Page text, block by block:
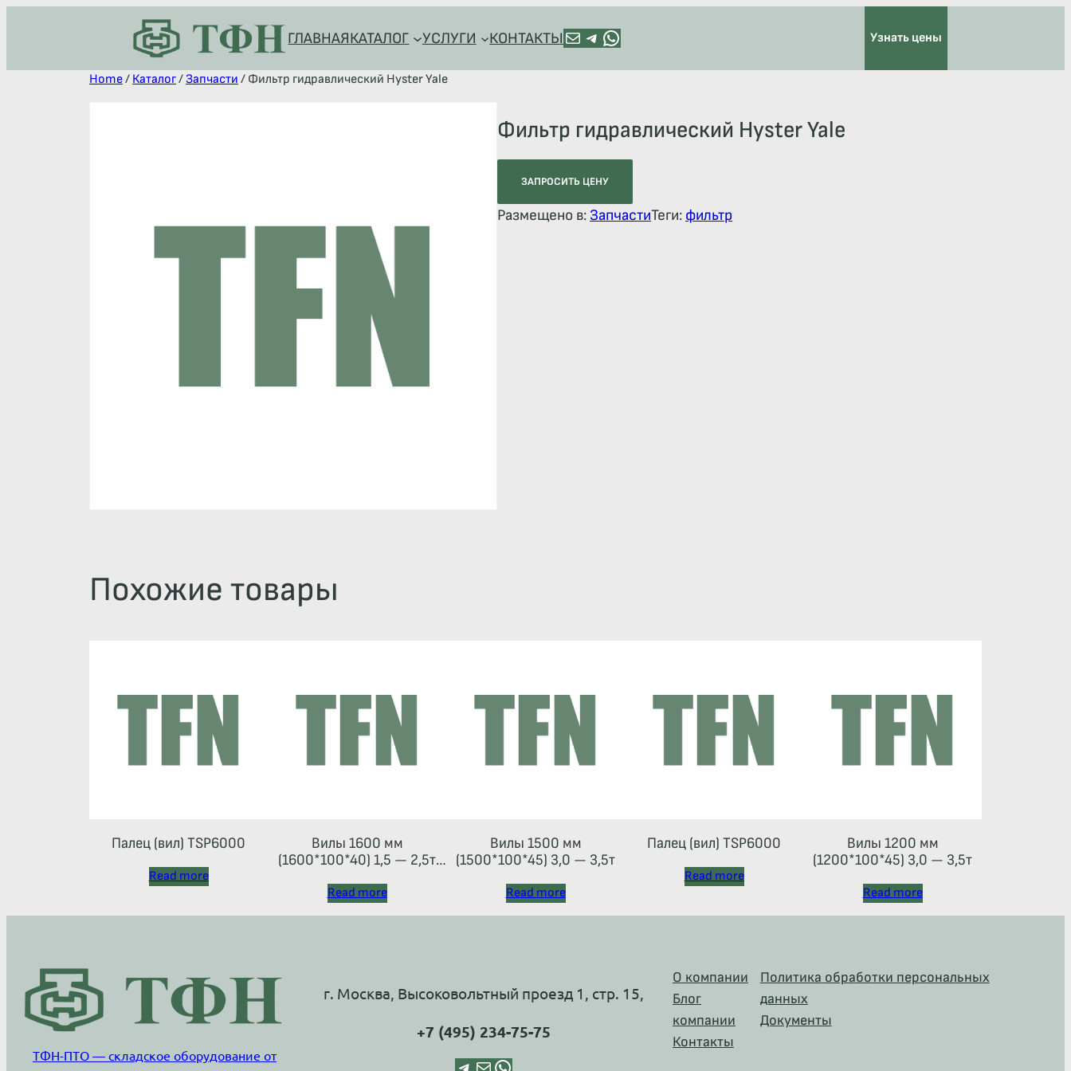
ГЛАВНАЯКАТАЛОГ УСЛУГИ КОНТАКТЫПОЧТА TELEGRAM HTTPS://WA.ME/+79128918544 Узнать цены
Home/ Каталог/ Запчасти / Фильтр гидравлический Hyster Yale
Фильтр гидравлический Hyster Yale
ЗАПРОСИТЬ ЦЕНУ
Размещено в: ЗапчастиТеги: фильтр
Похожие товары
Палец (вил) TSP6000
Read more
Вилы 1600 мм
(1600*100*40) 1,5 — 2,5т
Read more
Вилы 1500 мм
(1500*100*45) 3,0 — 3,5т
Read more
Палец (вил) TSP6000
Read more
Вилы 1200 мм
(1200*100*45) 3,0 — 3,5т
Read more
ТФН-ПТО — складское оборудование от
г. Москва, Высоковольтный проезд 1, стр. 15,
+7 (495) 234-75-75
О компании
Блог
компании
Контакты
Политика обработки персональных
данных
Документы